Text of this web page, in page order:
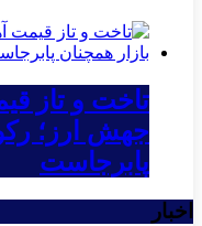
تاخت و تاز
جهش ارز؛
پابرجاست
اخبار